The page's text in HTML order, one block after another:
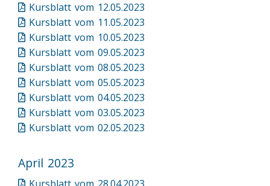
Kursblatt vom 12.05.2023
Kursblatt vom 11.05.2023
Kursblatt vom 10.05.2023
Kursblatt vom 09.05.2023
Kursblatt vom 08.05.2023
Kursblatt vom 05.05.2023
Kursblatt vom 04.05.2023
Kursblatt vom 03.05.2023
Kursblatt vom 02.05.2023
April 2023